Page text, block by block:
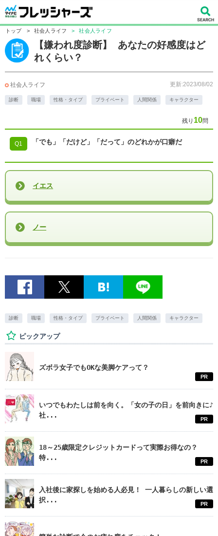
トップ > 社会人ライフ > 社会人ライフ
【嫌われ度診断】 あなたの好感度はど
れくらい？
社会人ライフ 更新:2023/08/02
診断 職場 性格・タイプ プライベート 人間関係 キャラクター
残り 10問
Q1 「でも」「だけど」「だって」のどれかが口癖だ
イエス
ノー
診断 職場 性格・タイプ プライベート 人間関係 キャラクター
ピックアップ
ズボラ女子でもOKな美脚ケアって？
PR
いつでもわたしは前を向く。「女の子の日」を前向きに♪
社...
PR
18～25歳限定クレジットカードって実際お得なの？
特...
PR
入社後に家探しを始める人必見！ 一人暮らしの新しい選
択...
PR